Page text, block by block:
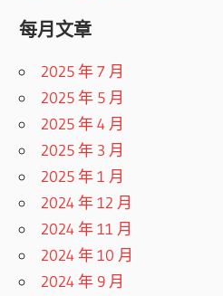
每月文章
2025 年 7 月
2025 年 5 月
2025 年 4 月
2025 年 3 月
2025 年 1 月
2024 年 12 月
2024 年 11 月
2024 年 10 月
2024 年 9 月